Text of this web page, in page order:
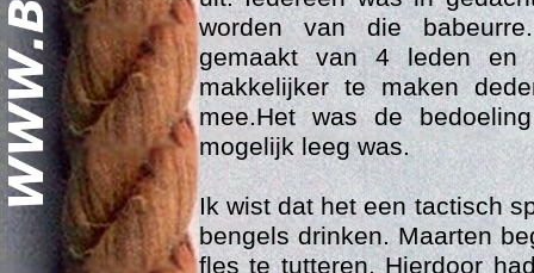
worden van die
gemaakt van 4 leden
makkelijker te maken
mee.Het was de
mogelijk leeg was.
Ik wist dat het een tactisch
bengels drinken. Maarten
fles te tutteren. Hierdoor